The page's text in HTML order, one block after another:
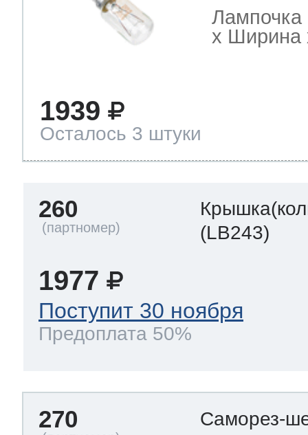
Лампочка
х Ширина
1939
Осталось 3 штуки
260
(LB243)
1977
Поступит 30 ноября
Предоплата 50%
270 Саморез-